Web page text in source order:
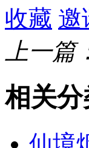
收藏 邀
上一篇
相关分